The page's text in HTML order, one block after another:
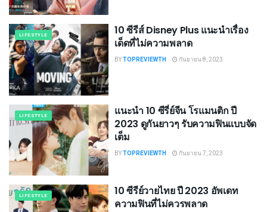
LIFESTYLE
10 ซีรีส์ Disney Plus แนะนําเรื่อง
เด็ดที่ไม่ความพลาด
BYTOPREVIEWTH กันยายน 8, 2023
LIFESTYLE
แนะนำ 10 ซีรี่ย์จีน โรแมนติก ปี
2023 ดูกันยาวๆ รับความฟินแบบจัด
เต็ม
BYTOPREVIEWTH กันยายน 7, 2023
LIFESTYLE
10 ซีรีย์วายไทย ปี 2023 อัพเดท
ความฟินที่ไม่ควรพลาด